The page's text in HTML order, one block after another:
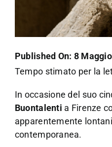
Published On: 8
Tempo stimato per la
In occasione del suo
Buontalenti a Firenze
apparentemente
contemporanea.